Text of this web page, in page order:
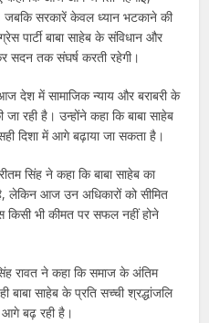
जबकि सरकारें केवल ध्यान भटकाने की
पार्टी बाबा साहेब के संविधान और
सदन तक संघर्ष करती रहेगी।
देश में सामाजिक न्याय और बराबरी के
रही है। उन्होंने कहा कि बाबा साहेब
दिशा में आगे बढ़ाया जा सकता है।
सिंह ने कहा कि बाबा साहेब का
लेकिन आज उन अधिकारों को सीमित
किसी भी कीमत पर सफल नहीं होने
रावत ने कहा कि समाज के अंतिम
बाबा साहेब के प्रति सच्ची श्रद्धांजलि
आगे बढ़ रही है।